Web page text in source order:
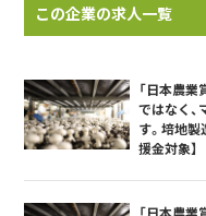
この企業の求人一覧
「日本農
ではなく
す。培地製
援金対象】